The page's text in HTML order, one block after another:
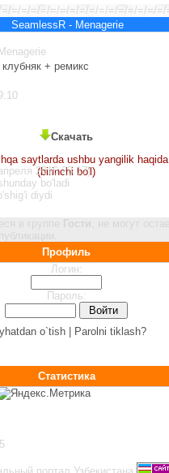
=/=/=/=/=/=/=/=/=/=/=/=/=/=/=/
SeamlessR - Menagerie
+ ремикс
Скачать
saytlarda ushbu yangilik
(birinchi bo'l)
2016 23:17)
bo'ladi
diydi
Профиль
Логин:
Пароль:
o`tish |
Parolni tiklash?
Статистика